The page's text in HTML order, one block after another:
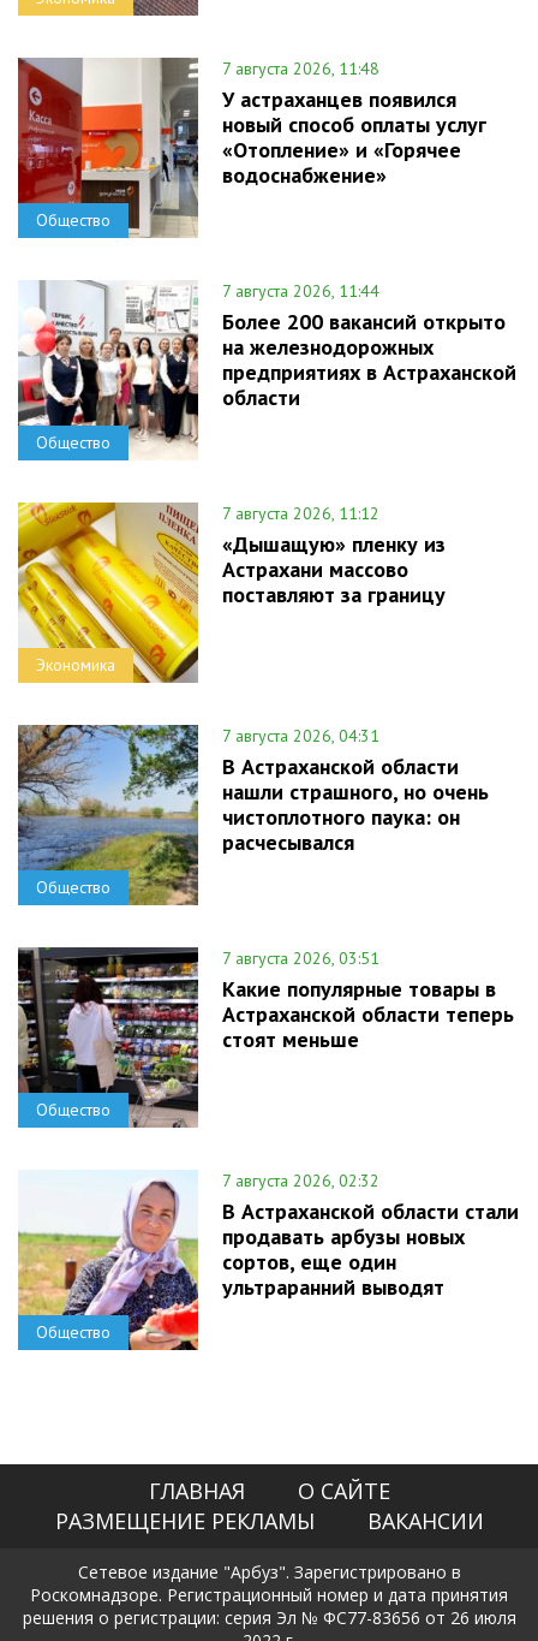
Общество
7 августа 2026, 11:48
У астраханцев появился
новый способ оплаты услуг
«Отопление» и «Горячее
водоснабжение»
Общество
7 августа 2026, 11:44
Более 200 вакансий открыто
на железнодорожных
предприятиях в Астраханской
области
Экономика
7 августа 2026, 11:12
«Дышащую» пленку из
Астрахани массово
поставляют за границу
Общество
7 августа 2026, 04:31
В Астраханской области
нашли страшного, но очень
чистоплотного паука: он
расчесывался
Общество
7 августа 2026, 03:51
Какие популярные товары в
Астраханской области теперь
стоят меньше
Общество
7 августа 2026, 02:32
В Астраханской области стали
продавать арбузы новых
сортов, еще один
ультраранний выводят
ГЛАВНАЯ
О САЙТЕ
РАЗМЕЩЕНИЕ РЕКЛАМЫ
ВАКАНСИИ
Сетевое издание "Арбуз". Зарегистрировано в
Роскомнадзоре. Регистрационный номер и дата принятия
решения о регистрации: серия Эл № ФС77-83656 от 26 июля